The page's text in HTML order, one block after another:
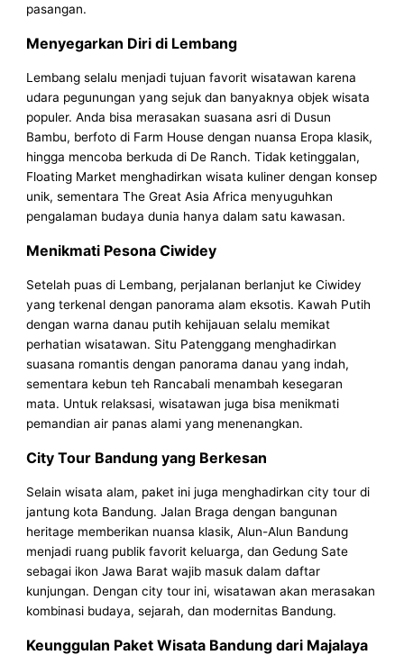
pasangan.
Menyegarkan Diri di Lembang
Lembang selalu menjadi tujuan favorit wisatawan karena
udara pegunungan yang sejuk dan banyaknya objek wisata
populer. Anda bisa merasakan suasana asri di Dusun
Bambu, berfoto di Farm House dengan nuansa Eropa klasik,
hingga mencoba berkuda di De Ranch. Tidak ketinggalan,
Floating Market menghadirkan wisata kuliner dengan konsep
unik, sementara The Great Asia Africa menyuguhkan
pengalaman budaya dunia hanya dalam satu kawasan.
Menikmati Pesona Ciwidey
Setelah puas di Lembang, perjalanan berlanjut ke Ciwidey
yang terkenal dengan panorama alam eksotis. Kawah Putih
dengan warna danau putih kehijauan selalu memikat
perhatian wisatawan. Situ Patenggang menghadirkan
suasana romantis dengan panorama danau yang indah,
sementara kebun teh Rancabali menambah kesegaran
mata. Untuk relaksasi, wisatawan juga bisa menikmati
pemandian air panas alami yang menenangkan.
City Tour Bandung yang Berkesan
Selain wisata alam, paket ini juga menghadirkan city tour di
jantung kota Bandung. Jalan Braga dengan bangunan
heritage memberikan nuansa klasik, Alun-Alun Bandung
menjadi ruang publik favorit keluarga, dan Gedung Sate
sebagai ikon Jawa Barat wajib masuk dalam daftar
kunjungan. Dengan city tour ini, wisatawan akan merasakan
kombinasi budaya, sejarah, dan modernitas Bandung.
Keunggulan Paket Wisata Bandung dari Majalaya